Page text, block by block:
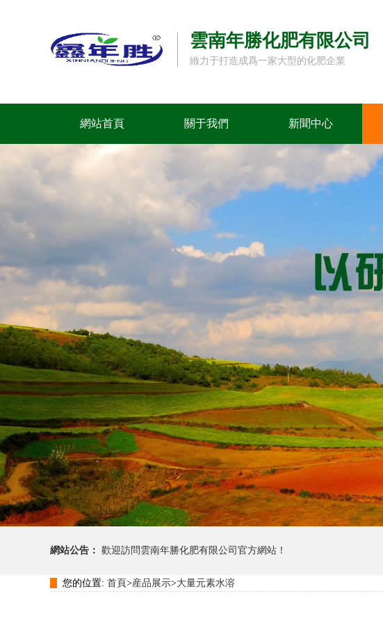
雲南年勝化肥有限公司
緻力于打造成爲一家大型的化肥企業
網站首頁 關于我們 新聞中心
網站公告： 歡迎訪問雲南年勝化肥有限公司官方網站！
您的位置: 首頁>産品展示>大量元素水溶